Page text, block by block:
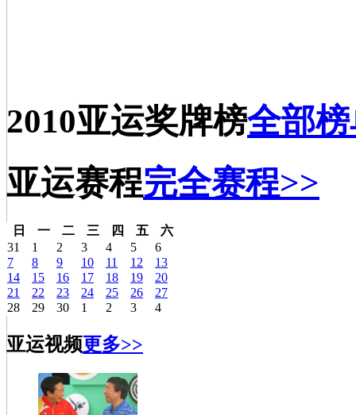
2010亚运奖牌榜全部
亚运赛程完全赛程>>
日 一 二 三 四 五
六
31
1 2 3 4 5
6
7
8 9 10 11 12
13
14
15 16 17 18 19
20
21
22 23 24 25 26
27
28
29 30 1 2 3 4
亚运视频更多>>